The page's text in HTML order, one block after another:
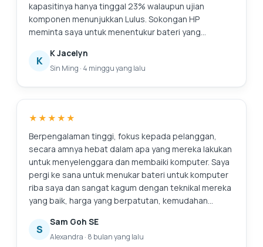
kapasitinya hanya tinggal 23% walaupun ujian
komponen menunjukkan Lulus. Sokongan HP
meminta saya untuk menentukur bateri yang
membosankan, dan ia tidak menyelesaikan isu bateri
asal iaitu kapasiti yang merosot. Sokongan HP juga
lebih cepat untuk isu ini, iaitu hanya menggantikan
bateri. Saya mencari di Internet dan menemui Pusat
Servis Esmond dengan ulasan yang baik. Respons
pantas dan nasihat yang membantu. Mereka
memindahkan bateri ke cawangan di MidView dalam
masa 2 jam dan menukar bateri saya dalam masa 30
hingga 40 minit semasa saya berada di lokasi.
yang saya dapat dan juga membeli jaminan lanjutan
selama 1 tahun dengan harga $48. Mereka juga
K
K Jacelyn
Sin Ming · 4 minggu yang lalu
★★★★★
Berpengalaman tinggi, fokus kepada pelanggan,
secara amnya hebat dalam apa yang mereka lakukan
untuk menyelenggara dan membaiki komputer. Saya
pergi ke sana untuk menukar bateri untuk komputer
riba saya dan sangat kagum dengan teknikal mereka
yang baik, harga yang berpatutan, kemudahan
kaunter penerimaan tetamu. Mereka menemui
sesuatu yang lain; iaitu sistem penyejukan yang
S
Sam Goh SE
Alexandra · 8 bulan yang lalu